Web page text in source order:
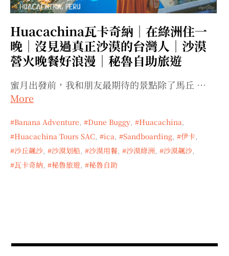
child
menu
child
menu
child
child
menu
child
child
menu
menu
menu
menu
Huacachina瓦卡奇納｜在綠洲住一
晚｜沒見過真正沙漠的台灣人｜沙漠
營火晚餐好浪漫｜秘魯自助旅遊
蜜月出發前，我和朋友最期待的景點除了馬丘 …
More
Banana Adventure, Dune Buggy, Huacachina,
Huacachina Tours SAC, ica, Sandboarding, 伊卡,
沙丘飆沙, 沙漠划船, 沙漠用餐, 沙漠綠洲, 沙漠飆沙,
瓦卡奇納, 秘魯旅遊, 秘魯自助